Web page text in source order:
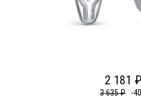
2 181 ₽
3 635 ₽ -